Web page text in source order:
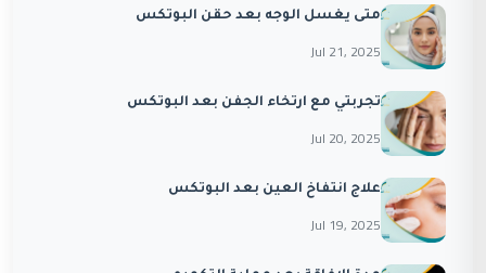
متى يغسل الوجه بعد حقن البوتكس
Jul 21, 2025
تجربتي مع ارتخاء الجفن بعد البوتكس
Jul 20, 2025
علاج انتفاخ العين بعد البوتكس
Jul 19, 2025